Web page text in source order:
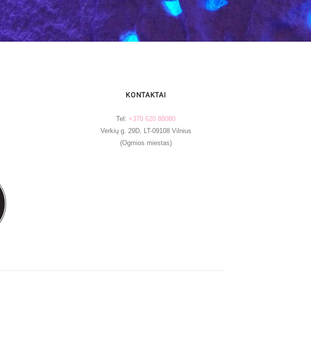
KONTAKTAI
Tel:+370 620 88080
Verkių g. 29D, LT-09108 Vilnius
(Ogmios miestas)